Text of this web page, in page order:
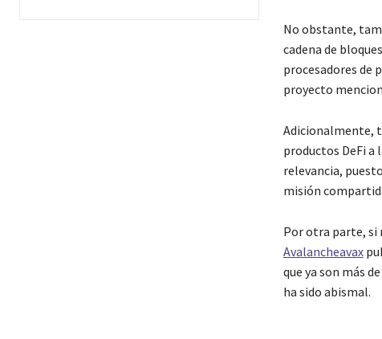
No obstante,
cadena de
procesadores de
proyecto
Adicionalmente,
productos DeFi a
relevancia,
misión
Por otra parte, si
Avalancheavax
que ya son más
ha sido abismal.